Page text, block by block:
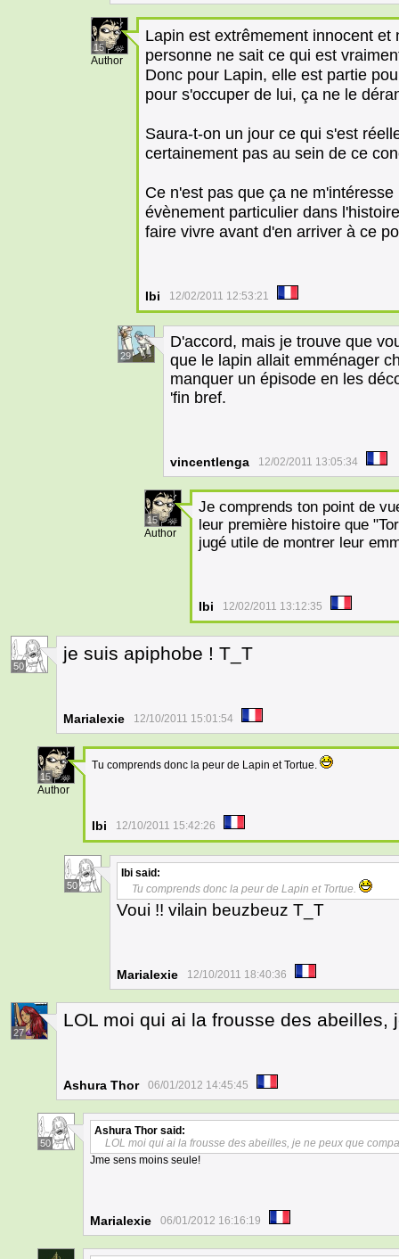
15
Author
Lapin est extrêmement innocent
personne ne sait ce qui est
Donc pour Lapin, elle est partie
pour s'occuper de lui, ça ne le
Saura-t-on un jour ce qui s'est
certainement pas au sein de ce
Ce n'est pas que ça ne
évènement particulier dans
faire vivre avant d'en arriver à ce
Ibi 12/02/2011 12:53:21
29
D'accord, mais je trouve que
que le lapin allait emménager
manquer un épisode en les
'fin bref.
vincentlenga 12/02/2011 13:05:34
15
Author
Je comprends ton point de
leur première histoire que
jugé utile de montrer leur
Ibi 12/02/2011 13:12:35
50
je suis apiphobe ! T_T
Marialexie 12/10/2011 15:01:54
15
Author
Tu comprends donc la peur de Lapin et Tortue.
Ibi 12/10/2011 15:42:26
50
Ibi said:
Tu comprends donc la peur de Lapin et Tortue.
Voui !! vilain beuzbeuz T_T
Marialexie 12/10/2011 18:40:36
27
LOL moi qui ai la frousse des abeilles,
Ashura Thor 06/01/2012 14:45:45
50
Ashura Thor said:
LOL moi qui ai la frousse des abeilles, je ne peux que
Jme sens moins seule!
Marialexie 06/01/2012 16:16:19